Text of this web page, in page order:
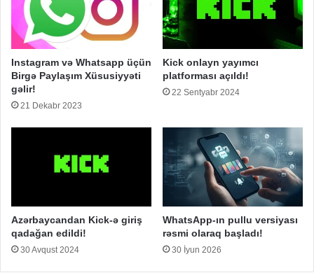
Instagram və Whatsapp üçün
Birgə Paylaşım Xüsusiyyəti
gəlir!
21 Dekabr 2023
Kick onlayn yayımcı
platforması açıldı!
22 Sentyabr 2024
Azərbaycandan Kick-ə giriş
qadağan edildi!
30 Avqust 2024
WhatsApp-ın pullu versiyası
rəsmi olaraq başladı!
30 İyun 2026